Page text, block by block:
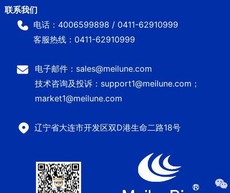
电话：4006599898 / 0411-62910999
客服热线：0411-62910999
电子邮件：sales@meilune.com
技术咨询及投诉：support1@meilune.com；
market1@meilune.com
辽宁省大连市开发区双D港生命二路18号